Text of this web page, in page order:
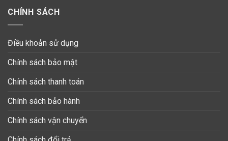
CHÍNH SÁCH
Điều khoản sử dụng
Chính sách bảo mật
Chính sách thanh toán
Chính sách bảo hành
Chính sách vận chuyển